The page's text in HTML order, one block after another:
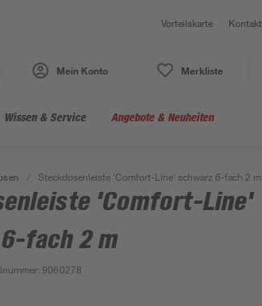
Vorteilskarte Kontakt
Mein Konto Merkliste
Wissen & Service Angebote & Neuheiten
/ Steckdosenleiste 'Comfort-Line' schwarz 6-fach 2 m
'Comfort-Line'
fach 2 m
:9060278